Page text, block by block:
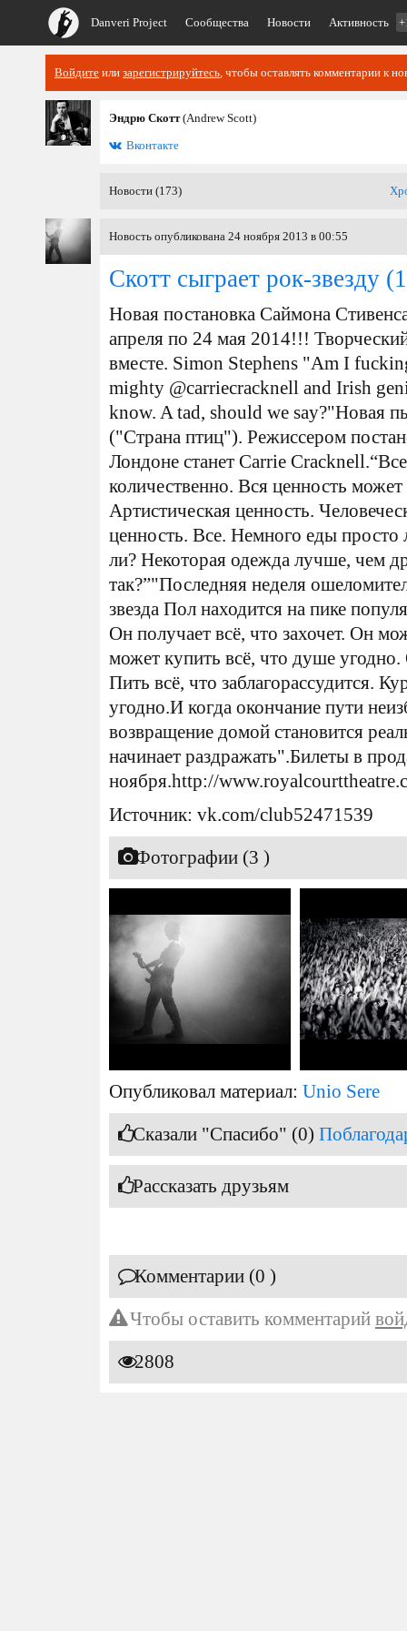
Danveri Project Сообщества Новости Активность
Войдите или зарегистрируйтесь, чтобы оставлять комментарии к
Эндрю Скотт(Andrew Scott)
Вконтакте
Новости (173)
Новость опубликована 24 ноября 2013 в 00:55
Скотт сыграет рок-звезду
Новая постановка Саймона
апреля по 24 мая 2014!!!
вместе. Simon Stephens ‏"Am I fucking excited about working with the
mighty @carriecracknell and Irish
know. A tad, should we say?"Новая
("Страна птиц"). Режиссером
Лондоне станет Carrie
количественно. Вся ценность
Артистическая ценность.
ценность. Все. Немного еды просто
ли? Некоторая одежда лучше, чем
так?”"Последняя неделя
звезда Пол находится на пике
Он получает всё, что захочет. Он
может купить всё, что душе
Пить всё, что заблагорассудится.
угодно.И когда окончание пути
возвращение домой становится
начинает раздражать".Билеты в
ноября.http://
Источник: vk.com/club52471539
Фотографии (3 )
Опубликовал материал: Unio Sere
Сказали "Спасибо" (0)
Рассказать друзьям
Комментарии (0 )
Чтобы оставить комментарий
2808